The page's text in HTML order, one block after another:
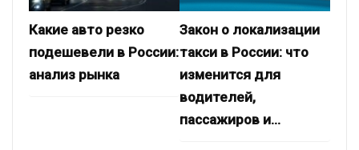
Какие авто резко
подешевели в России:
анализ рынка
Закон о локализации
такси в России: что
изменится для
водителей,
пассажиров и…